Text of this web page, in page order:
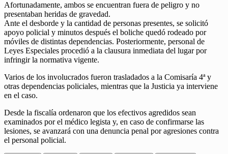
Afortunadamente, ambos se encuentran fuera de peligro y no
presentaban heridas de gravedad.
Ante el desborde y la cantidad de personas presentes, se solicitó
apoyo policial y minutos después el boliche quedó rodeado por
móviles de distintas dependencias. Posteriormente, personal de
Leyes Especiales procedió a la clausura inmediata del lugar por
infringir la normativa vigente.
Varios de los involucrados fueron trasladados a la Comisaría 4ª y
otras dependencias policiales, mientras que la Justicia ya interviene
en el caso.
Desde la fiscalía ordenaron que los efectivos agredidos sean
examinados por el médico legista y, en caso de confirmarse las
lesiones, se avanzará con una denuncia penal por agresiones contra
el personal policial.